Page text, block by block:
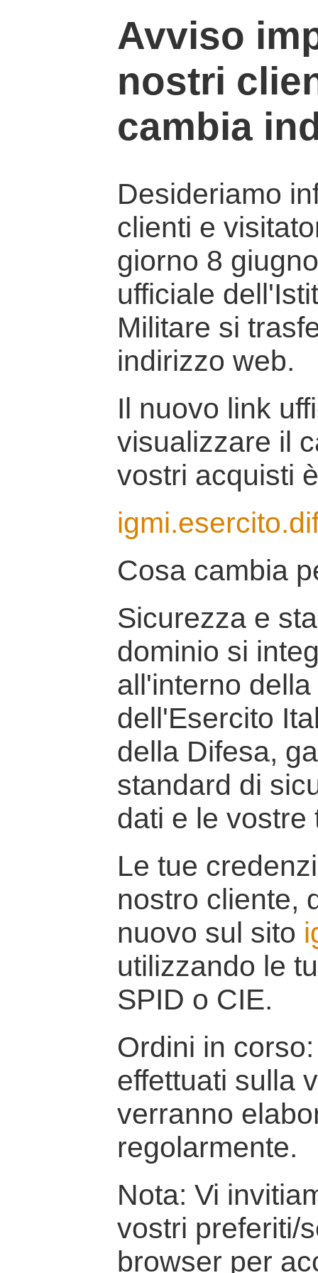
Avviso
nostri
cambia
Desideriamo
clienti e
giorno 8
ufficiale
Militare si
indirizzo web.
Il nuovo link
visualizzare il
vostri acquisti
Cosa cambia
Sicurezza e
dominio si
all'interno
dell'Esercito
della Difesa,
standard di
dati e le vostre
Le tue
nostro cliente,
nuovo sul sito
utilizzando le
SPID o CIE.
Ordini in
effettuati sulla
verranno
regolarmente.
Nota: Vi
vostri preferiti/
browser per